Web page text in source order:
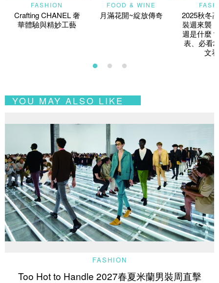
FASHION
Crafting CHANEL 奢
華體驗與精妙工藝
FOOD & WINE
月滿花開~綻放傳奇
2025秋冬
裝週來襲
週是什麼
表、必看
文
YOU MAY ALSO LIKE
FASHION
Too Hot to Handle 2027春夏米蘭男裝周直擊